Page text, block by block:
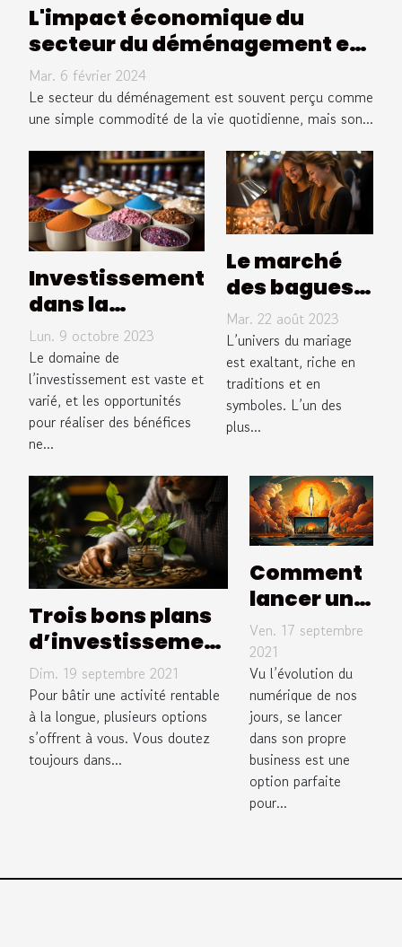
L'impact économique du
secteur du déménagement en
France
Mar. 6 février 2024
Le secteur du déménagement est souvent perçu comme
une simple commodité de la vie quotidienne, mais son...
Investissement
dans la
peinture anti
chaleur :
rentabilité et
bénéfices
Lun. 9 octobre 2023
Le domaine de
l’investissement est vaste et
varié, et les opportunités
pour réaliser des bénéfices
ne...
Le marché
des bagues
de
fiançailles
en France
Mar. 22 août 2023
L’univers du mariage
est exaltant, riche en
traditions et en
symboles. L’un des
plus...
Trois bons plans
d’investissement
en 2021
Dim. 19 septembre 2021
Pour bâtir une activité rentable
à la longue, plusieurs options
s’offrent à vous. Vous doutez
toujours dans...
Comment
lancer un
business
rentable
sur
internet ?
Ven. 17 septembre
2021
Vu l’évolution du
numérique de nos
jours, se lancer
dans son propre
business est une
option parfaite
pour...